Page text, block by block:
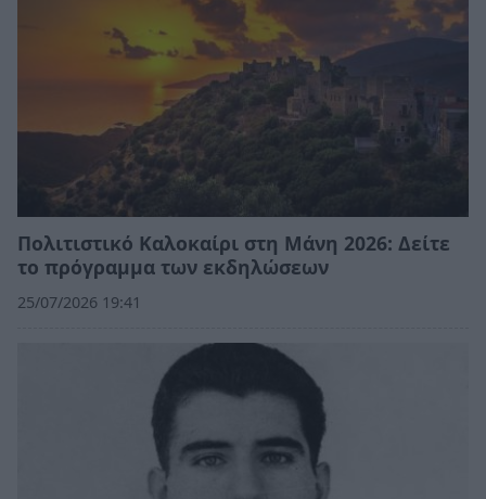
Πολιτιστικό Καλοκαίρι στη Μάνη 2026: Δείτε
το πρόγραμμα των εκδηλώσεων
25/07/2026 19:41